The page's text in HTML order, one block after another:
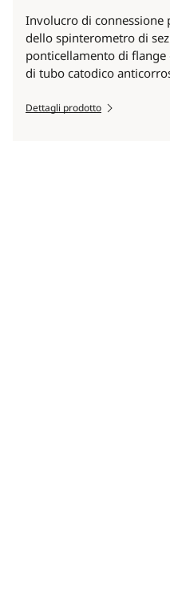
Involucro di connessione
dello spinterometro di
ponticellamento di
di tubo catodico
Dettagli prodotto